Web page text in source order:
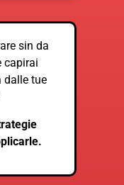
sin da
capirai
dalle tue